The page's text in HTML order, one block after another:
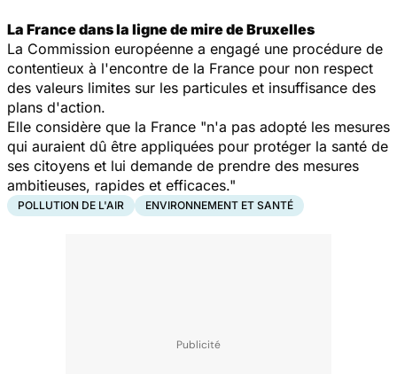
La France dans la ligne de mire de Bruxelles
La Commission européenne a engagé une procédure de
contentieux à l'encontre de la France pour non respect
des valeurs limites sur les particules et insuffisance des
plans d'action.
Elle considère que la France "n'a pas adopté les mesures
qui auraient dû être appliquées pour protéger la santé de
ses citoyens et lui demande de prendre des mesures
ambitieuses, rapides et efficaces."
POLLUTION DE L'AIR ENVIRONNEMENT ET SANTÉ